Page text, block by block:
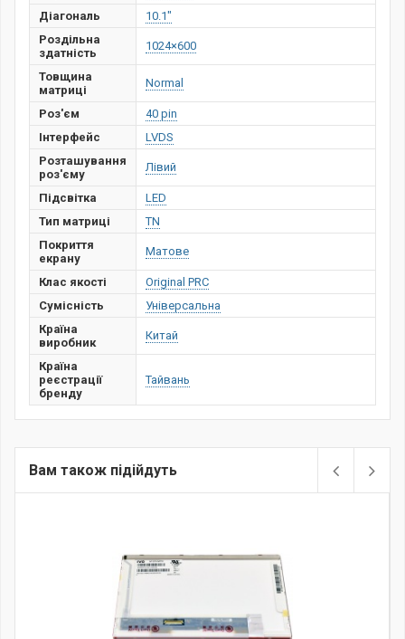
Діагональ
10.1"
Роздільна
здатність
1024×600
Товщина
матриці
Normal
Роз'єм
40 pin
Інтерфейс
LVDS
Розташування
роз'єму
Лівий
Підсвітка
LED
Тип матриці
TN
Покриття
екрану
Матове
Клас якості
Original PRC
Сумісність
Універсальна
Країна
виробник
Китай
Країна
реєстрації
бренду
Тайвань
Вам також підійдуть